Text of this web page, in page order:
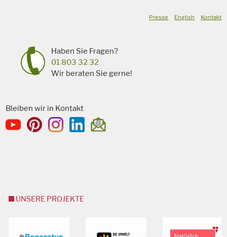
Presse English Kontakt
Haben Sie Fragen?
01 803 32 32
Wir beraten Sie gerne!
Bleiben wir in Kontakt
UNSERE PROJEKTE